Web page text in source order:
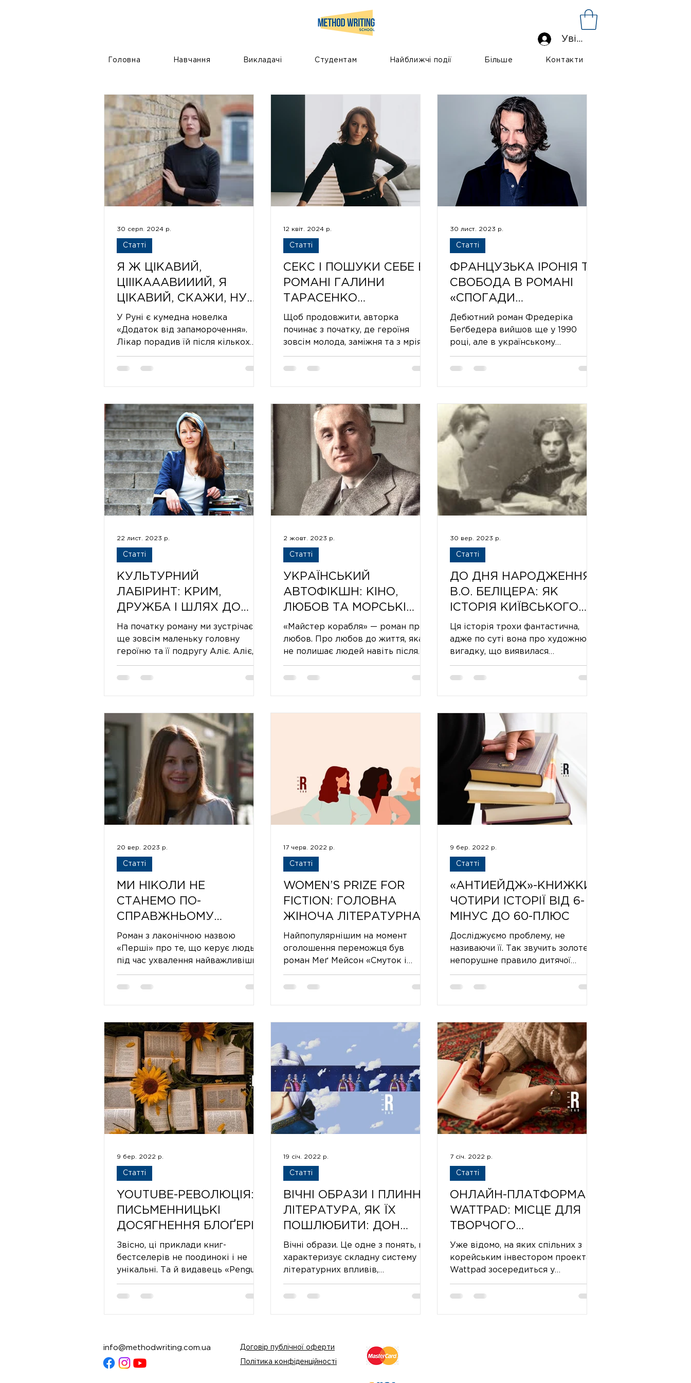
Головна Навчання Викладачі Студентам Найближчі події Більше Контакти
Увійти
Я Ж ЦІКАВИЙ,
ЦІІІКАААВИИИЙ, Я
ЦІКАВИЙ, СКАЖИ, НУ
СКАЖИ!
ДОРОСЛІШАЄМО
РАЗОМ ІЗ САЛЛІ РУНІ
У Руні є кумедна новелка
«Додаток від запаморочення».
Лікар порадив їй після кількох
поспіль запаморочень
завантажити застосунок, що
Статті
30 серп. 2024 р.
СЕКС І ПОШУКИ СЕБЕ В
РОМАНІ ГАЛИНИ
ТАРАСЕНКО
«КОЛИШНІМ НЕ
ЧИТАТИ»
Щоб продовжити, авторка
починає з початку, де героїня
зовсім молода, заміжня та з мріями
їде автобусом із Києва до
Кіровограда, але в протил
Статті
12 квіт. 2024 р.
ФРАНЦУЗЬКА ІРОНІЯ ТА
СВОБОДА В РОМАНІ
«СПОГАДИ
НЕВРІВНОВАЖЕНОГО
МОЛОДИКА»
Дебютний роман Фредеріка
Беґбедера вийшов ще у 1990
році, але в українському
перекладі ми побачили його
тільки у 2023 році у видавництві...
Статті
30 лист. 2023 р.
КУЛЬТУРНИЙ
ЛАБІРИНТ: КРИМ,
ДРУЖБА І ШЛЯХ ДО
САМОВИЗНАЧЕННЯ У
РОМАНІ АНАСТАСІЇ
ЛЕВКОВОЇ «ЗА
На початку роману ми зустрічаємо
ще зовсім маленьку головну
героїню та її подругу Аліє. Аліє,
кримська татарка, яка не
піддається загальній
Статті
22 лист. 2023 р.
УКРАЇНСЬКИЙ
АВТОФІКШН: КІНО,
ЛЮБОВ ТА МОРСЬКІ
ПРИГОДИ В РОМАНІ
ЮРІЯ ЯНОВСЬКОГО
«МАЙСТЕР КОРАБЛЯ»
«Майстер корабля» — роман про
любов. Про любов до життя, яка
не полишає людей навіть після
війн та революцій. Про любов до
справи, яка в кож
Статті
2 жовт. 2023 р.
ДО ДНЯ НАРОДЖЕННЯ
В.О. БЕЛІЦЕРА: ЯК
ІСТОРІЯ КИЇВСЬКОГО
ВЧЕНОГО
ПЕРЕГУКУЄТЬСЯ З
ІСТОРІЄЮ БАТЬКА З
Ця історія трохи фантастична,
адже по суті вона про художню
вигадку, що виявилася
реальністю настільки
несподівано, що якби ми самі не
Статті
30 вер. 2023 р.
МИ НІКОЛИ НЕ
СТАНЕМО ПО-
СПРАВЖНЬОМУ
ДОРОСЛИМИ: РОМАН
МАРІЇ ОЛЕКСИ «ПЕРШІ»
Роман з лаконічною назвою
«Перші» про те, що керує людьми
під час ухвалення найважливіших
рішень у житті. Він про перше
кохання, перші поціл
Статті
20 вер. 2023 р.
WOMEN’S PRIZE FOR
FICTION: ГОЛОВНА
ЖІНОЧА ЛІТЕРАТУРНА
ПРЕМІЯ СВІТУ
Найпопулярнішим на момент
оголошення переможця був
роман Меґ Мейсон «Смуток і
блаженство». Його продажі вже
встигли добігти 100 тис. продани
Статті
17 черв. 2022 р.
«АНТИЕЙДЖ»-КНИЖКИ:
ЧОТИРИ ІСТОРІЇ ВІД 6-
МІНУС ДО 60-ПЛЮС
Досліджуємо проблему, не
називаючи її. Так звучить золоте
непорушне правило дитячої
літератури. Базовий компонент
дитячої прози все частіше
Статті
9 бер. 2022 р.
YOUTUBE-РЕВОЛЮЦІЯ:
ПИСЬМЕННИЦЬКІ
ДОСЯГНЕННЯ БЛОҐЕРІВ
ТА РЕЦЕПТИ ЇХНЬОГО
УСПІХУ
Звісно, ці приклади книг-
бестселерів не поодинокі і не
унікальні. Та й видавець «Penguin
Random House» у них спільний.
Цікаві вони, у першу
Статті
9 бер. 2022 р.
ВІЧНІ ОБРАЗИ І ПЛИННА
ЛІТЕРАТУРА, ЯК ЇХ
ПОШЛЮБИТИ: ДОН
ЖУАН ЗНАЄ
Вічні образи. Це одне з понять, що
характеризує складну систему
літературних впливів,
першоджерело яких або
втрачене, або не...
Статті
19 січ. 2022 р.
ОНЛАЙН-ПЛАТФОРМА
WATTPAD: МІСЦЕ ДЛЯ
ТВОРЧОГО
САМОВИРАЖЕННЯ ЧИ
КУЗНЯ БЕСТСЕЛЕРІВ
Уже відомо, на яких спільних з
корейським інвестором проектах
Wattpad зосередиться у
найближчому майбутньому.По-
перше, анонсовано запуск Wat
Статті
7 січ. 2022 р.
info@methodwriting.com.ua Договір публічної оферти
Політика конфіденційності